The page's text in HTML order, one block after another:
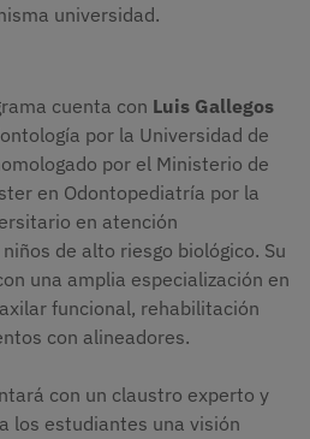
universidad.
cuenta con Luis Gallegos
por la Universidad de
por el Ministerio de
en Odontopediatría por la
en atención
de alto riesgo biológico. Su
una amplia especialización en
funcional, rehabilitación
con alineadores.
con un claustro experto y
los estudiantes una visión